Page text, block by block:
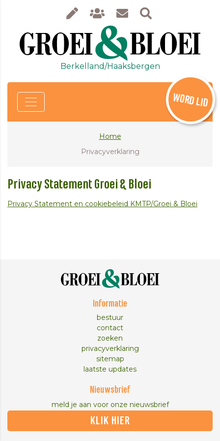
Berkelland/Haaksbergen
WORD LID
Home
Privacyverklaring
Privacy Statement Groei & Bloei
Privacy Statement en cookiebeleid KMTP/Groei & Bloei
Informatie
bestuur
contact
zoeken
privacyverklaring
sitemap
laatste updates
Nieuwsbrief
meld je aan voor onze nieuwsbrief
KLIK HIER